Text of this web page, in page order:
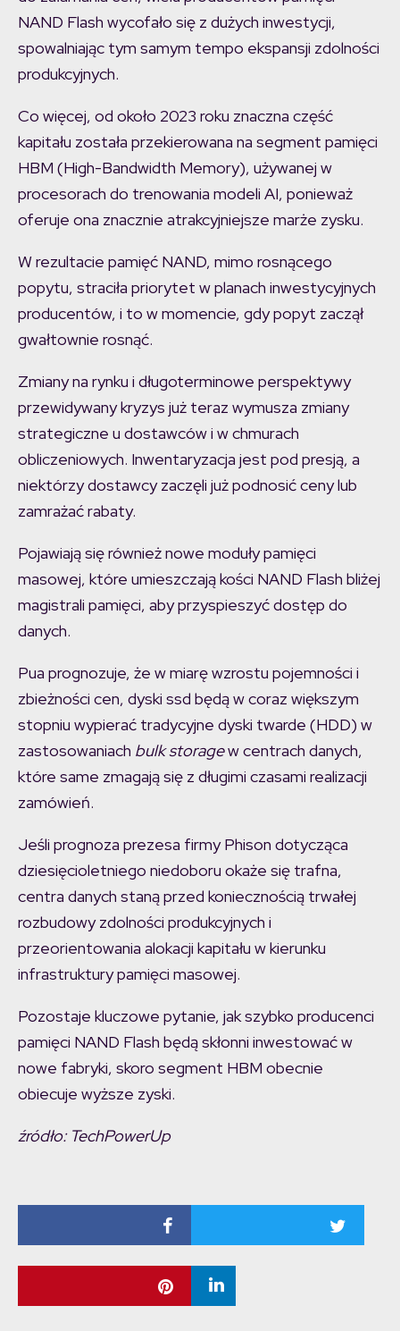
NAND Flash wycofało się z dużych inwestycji,
spowalniając tym samym tempo ekspansji zdolności
produkcyjnych.
Co więcej, od około 2023 roku znaczna część
kapitału została przekierowana na segment pamięci
HBM (High-Bandwidth Memory), używanej w
procesorach do trenowania modeli AI, ponieważ
oferuje ona znacznie atrakcyjniejsze marże zysku.
W rezultacie pamięć NAND, mimo rosnącego
popytu, straciła priorytet w planach inwestycyjnych
producentów, i to w momencie, gdy popyt zaczął
gwałtownie rosnąć.
Zmiany na rynku i długoterminowe perspektywy
przewidywany kryzys już teraz wymusza zmiany
strategiczne u dostawców i w chmurach
obliczeniowych. Inwentaryzacja jest pod presją, a
niektórzy dostawcy zaczęli już podnosić ceny lub
zamrażać rabaty.
Pojawiają się również nowe moduły pamięci
masowej, które umieszczają kości NAND Flash bliżej
magistrali pamięci, aby przyspieszyć dostęp do
danych.
Pua prognozuje, że w miarę wzrostu pojemności i
zbieżności cen, dyski ssd będą w coraz większym
stopniu wypierać tradycyjne dyski twarde (HDD) w
zastosowaniach bulk storagew centrach danych,
które same zmagają się z długimi czasami realizacji
zamówień.
Jeśli prognoza prezesa firmy Phison dotycząca
dziesięcioletniego niedoboru okaże się trafna,
centra danych staną przed koniecznością trwałej
rozbudowy zdolności produkcyjnych i
przeorientowania alokacji kapitału w kierunku
infrastruktury pamięci masowej.
Pozostaje kluczowe pytanie, jak szybko producenci
pamięci NAND Flash będą skłonni inwestować w
nowe fabryki, skoro segment HBM obecnie
obiecuje wyższe zyski.
źródło: TechPowerUp